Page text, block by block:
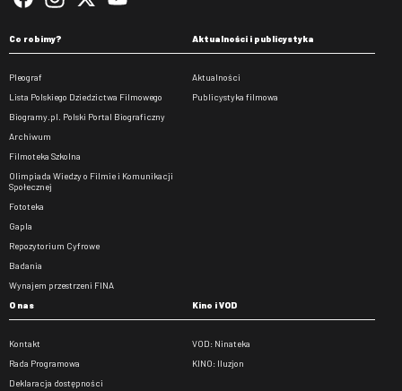
Co robimy?
Pleograf
Lista Polskiego Dziedzictwa Filmowego
Biogramy.pl. Polski Portal Biograficzny
Archiwum
Filmoteka Szkolna
Olimpiada Wiedzy o Filmie i Komunikacji
Społecznej
Fototeka
Gapla
Repozytorium Cyfrowe
Badania
Wynajem przestrzeni FINA
Aktualności i publicystyka
Aktualności
Publicystyka filmowa
O nas
Kontakt
Rada Programowa
Deklaracja dostępności
Kino i VOD
VOD: Ninateka
KINO: Iluzjon